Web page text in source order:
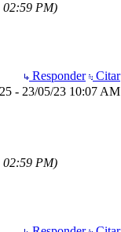
02:59 PM)
Responder
Citar
- 23/05/23 10:07 AM
02:59 PM)